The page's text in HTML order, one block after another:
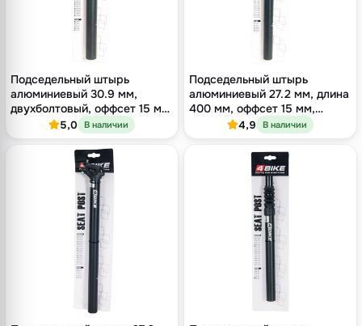
Подседельный штырь
алюминиевый 30.9 мм,
двухболтовый, оффсет 15 мм,
длина 400 мм
5,0 В наличии
Подседельный штырь
алюминиевый 27.2 мм, длина
400 мм, оффсет 15 мм,
двухболтовый, чёрный
4,9 В наличии